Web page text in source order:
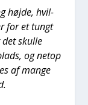
høj­de, hvil­
for et tungt
skul­le
og net­op
af man­ge